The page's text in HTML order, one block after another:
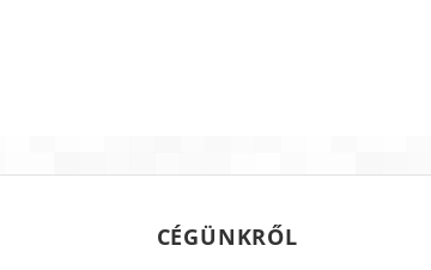
CÉGÜNKRŐL